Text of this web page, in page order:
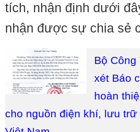
tích, nhận định dưới
nhận được sự chia sẻ
Bộ
xét Báo
hoàn
cho nguồn điện khí, lưu